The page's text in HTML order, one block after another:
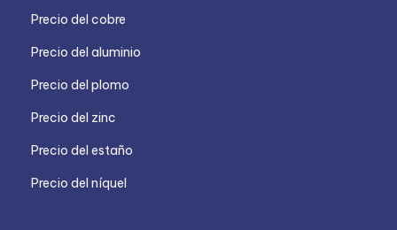
Precio del cobre
Precio del aluminio
Precio del plomo
Precio del zinc
Precio del estaño
Precio del níquel